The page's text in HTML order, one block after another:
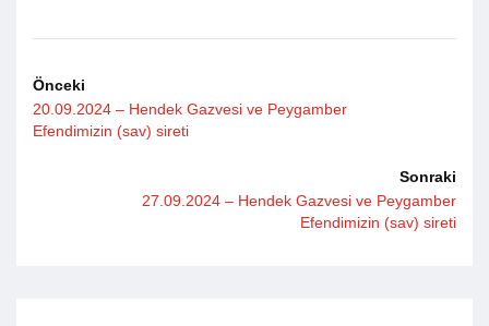
Önceki
20.09.2024 – Hendek Gazvesi ve Peygamber
Efendimizin (sav) sireti
Sonraki
27.09.2024 – Hendek Gazvesi ve Peygamber
Efendimizin (sav) sireti